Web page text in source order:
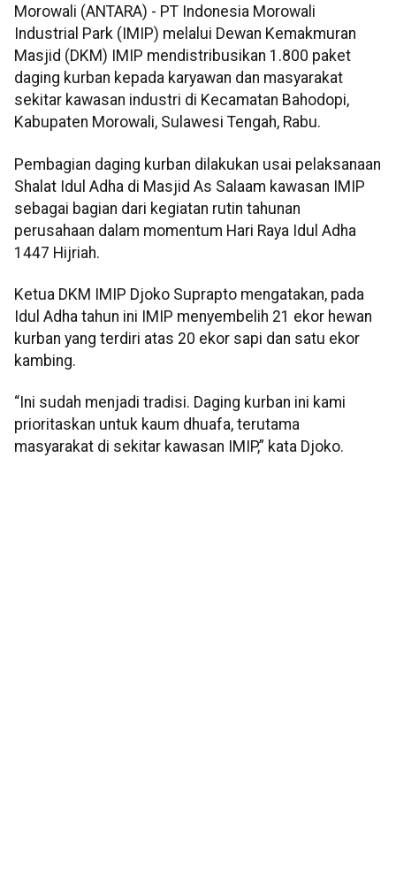
Morowali (ANTARA) - PT Indonesia Morowali
Industrial Park (IMIP) melalui Dewan Kemakmuran
Masjid (DKM) IMIP mendistribusikan 1.800 paket
daging kurban kepada karyawan dan masyarakat
sekitar kawasan industri di Kecamatan Bahodopi,
Kabupaten Morowali, Sulawesi Tengah, Rabu.
Pembagian daging kurban dilakukan usai pelaksanaan
Shalat Idul Adha di Masjid As Salaam kawasan IMIP
sebagai bagian dari kegiatan rutin tahunan
perusahaan dalam momentum Hari Raya Idul Adha
1447 Hijriah.
Ketua DKM IMIP Djoko Suprapto mengatakan, pada
Idul Adha tahun ini IMIP menyembelih 21 ekor hewan
kurban yang terdiri atas 20 ekor sapi dan satu ekor
kambing.
“Ini sudah menjadi tradisi. Daging kurban ini kami
prioritaskan untuk kaum dhuafa, terutama
masyarakat di sekitar kawasan IMIP,” kata Djoko.